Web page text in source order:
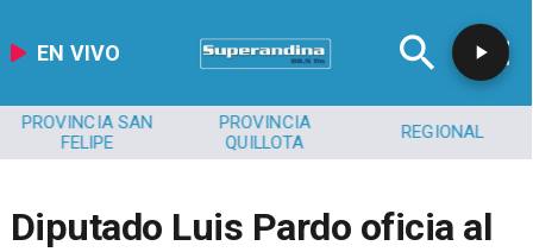
EN VIVO
PROVINCIA SAN
FELIPE
PROVINCIA
QUILLOTA
REGIONAL
Diputado Luis Pardo oficia al